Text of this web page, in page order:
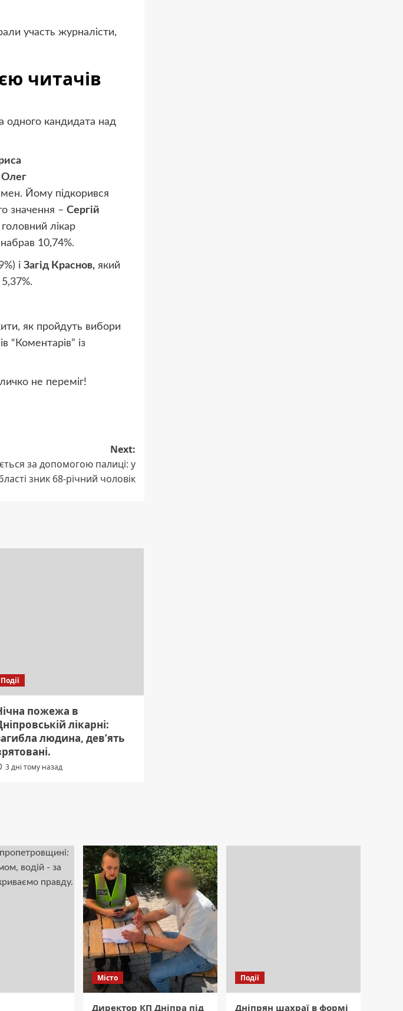
участь журналісти,
читачів
одного кандидата над
Олег
Йому підкорився
значення – Сергій
лікар
набрав 10,74%.
і Загід Краснов, який
як пройдуть вибори
“Коментарів” із
не переміг!
Next:
за допомогою палиці: у
зник 68-річний чоловік
Події
пожежа в
лікарні:
людина, дев’ять
3 дні тому назад
Місто
Директор КП Дніпра під
Події
Дніпрян шахраї в формі